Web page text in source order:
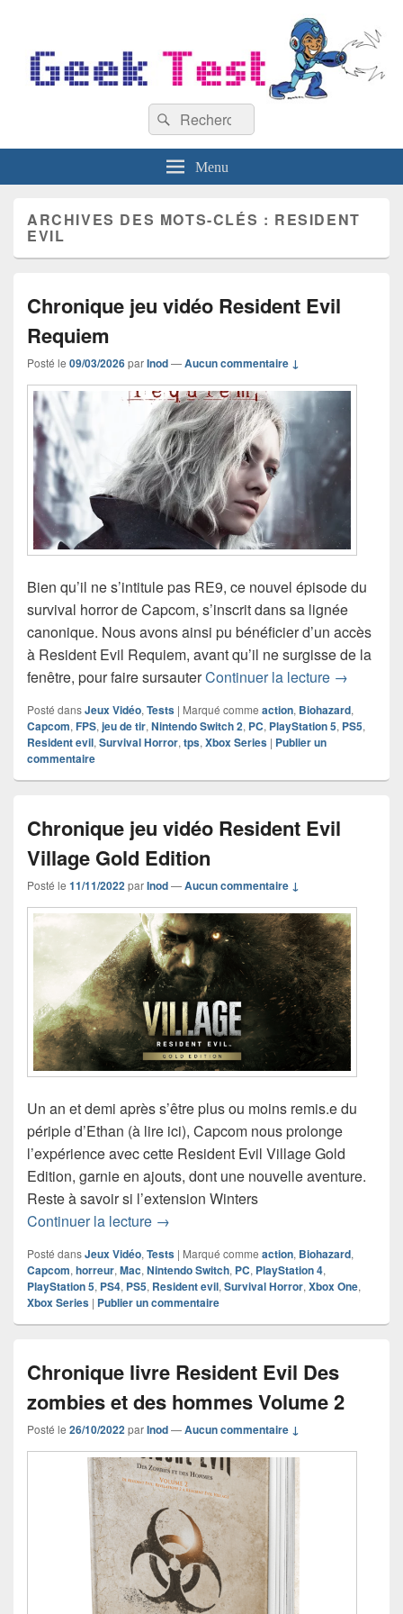
Recherche :
Rechercher
Menu
ARCHIVES DES MOTS-CLÉS : RESIDENT
EVIL
Chronique jeu vidéo Resident Evil
Requiem
Posté le 09/03/2026parInod—Aucun commentaire ↓
Bien qu’il ne s’intitule pas RE9, ce nouvel épisode du
survival horror de Capcom, s’inscrit dans sa lignée
canonique. Nous avons ainsi pu bénéficier d’un accès
à Resident Evil Requiem, avant qu’il ne surgisse de la
fenêtre, pour faire sursauterContinuer la lecture →
Posté dansJeux Vidéo, Tests | Marqué comme action, Biohazard,
Capcom, FPS, jeu de tir, Nintendo Switch 2, PC, PlayStation 5, PS5,
Resident evil, Survival Horror, tps, Xbox Series | Publier un
commentaire
Chronique jeu vidéo Resident Evil
Village Gold Edition
Posté le 11/11/2022parInod—Aucun commentaire ↓
Un an et demi après s’être plus ou moins remis.e du
périple d’Ethan (à lire ici), Capcom nous prolonge
l’expérience avec cette Resident Evil Village Gold
Edition, garnie en ajouts, dont une nouvelle aventure.
Reste à savoir si l’extension Winters
Continuer la lecture Chronique jeu vidéo Resident Evil
→
Posté dansJeux Vidéo, Tests | Marqué comme action, Biohazard,
Capcom, horreur, Mac, Nintendo Switch, PC, PlayStation 4,
PlayStation 5, PS4, PS5, Resident evil, Survival Horror, Xbox One,
Xbox Series | Publier un commentaire
Chronique livre Resident Evil Des
zombies et des hommes Volume 2
Posté le 26/10/2022parInod—Aucun commentaire ↓